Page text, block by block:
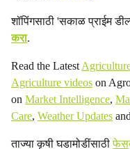
शॉपिंगसाठी 'सकाळ प्राईम
करा.
Read the Latest
Agriculture videos on
on Market Intelligence,
Care, Weather Updates and
ताज्या कृषी घडामोडींसाठी